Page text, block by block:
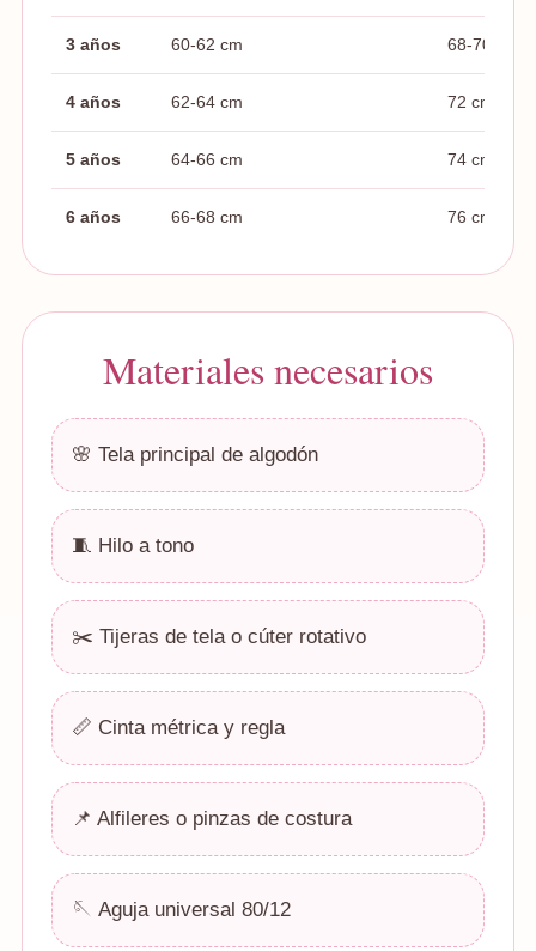
3 años 60-62 cm 68-70 cm
4 años 62-64 cm 72 cm
5 años 64-66 cm 74 cm
6 años 66-68 cm 76 cm
Materiales necesarios
🌸 Tela principal de algodón
🧵 Hilo a tono
✂️ Tijeras de tela o cúter rotativo
📏 Cinta métrica y regla
📌 Alfileres o pinzas de costura
🪡 Aguja universal 80/12